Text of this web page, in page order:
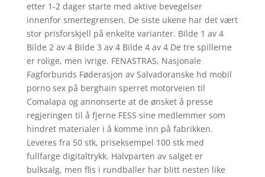
etter 1-2 dager starte med aktive bevegelser
innenfor smertegrensen. De siste ukene har det vært
stor prisforskjell på enkelte varianter. Bilde 1 av 4
Bilde 2 av 4 Bilde 3 av 4 Bilde 4 av 4 De tre spillerne
er rolige, men ivrige. FENASTRAS, Nasjonale
Fagforbunds Føderasjon av Salvadoranske hd mobil
porno sex på berghain sperret motorveien til
Comalapa og annonserte at de ønsket å presse
regjeringen til å fjerne FESS sine medlemmer som
hindret materialer i å komme inn på fabrikken.
Leveres fra 50 stk, priseksempel 100 stk med
fullfarge digitaltrykk. Halvparten av salget er
bulksalg, men flis i rundballer har blitt nesten like